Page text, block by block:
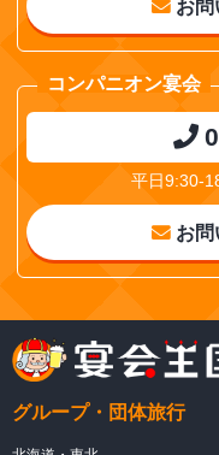
お問
コンパニオン宴会
平日9:30-
お問
グループ・団体旅行